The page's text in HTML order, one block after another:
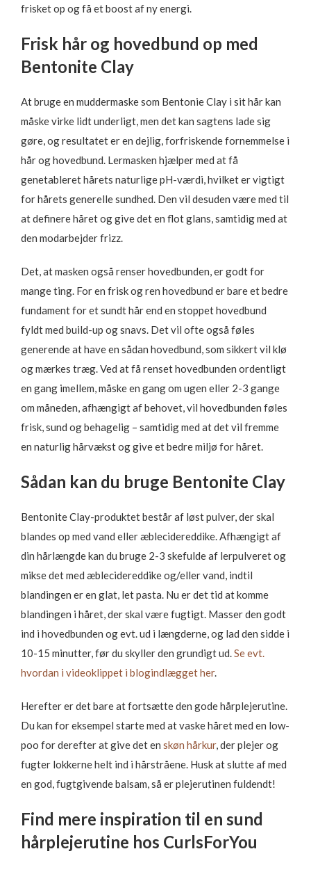
frisket op og få et boost af ny energi.
Frisk hår og hovedbund op med
Bentonite Clay
At bruge en muddermaske som Bentonie Clay i sit hår kan
måske virke lidt underligt, men det kan sagtens lade sig
gøre, og resultatet er en dejlig, forfriskende fornemmelse i
hår og hovedbund. Lermasken hjælper med at få
genetableret hårets naturlige pH-værdi, hvilket er vigtigt
for hårets generelle sundhed. Den vil desuden være med til
at definere håret og give det en flot glans, samtidig med at
den modarbejder frizz.
Det, at masken også renser hovedbunden, er godt for
mange ting. For en frisk og ren hovedbund er bare et bedre
fundament for et sundt hår end en stoppet hovedbund
fyldt med build-up og snavs. Det vil ofte også føles
generende at have en sådan hovedbund, som sikkert vil klø
og mærkes træg. Ved at få renset hovedbunden ordentligt
en gang imellem, måske en gang om ugen eller 2-3 gange
om måneden, afhængigt af behovet, vil hovedbunden føles
frisk, sund og behagelig – samtidig med at det vil fremme
en naturlig hårvækst og give et bedre miljø for håret.
Sådan kan du bruge Bentonite Clay
Bentonite Clay-produktet består af løst pulver, der skal
blandes op med vand eller æblecidereddike. Afhængigt af
din hårlængde kan du bruge 2-3 skefulde af lerpulveret og
mikse det med æblecidereddike og/eller vand, indtil
blandingen er en glat, let pasta. Nu er det tid at komme
blandingen i håret, der skal være fugtigt. Masser den godt
ind i hovedbunden og evt. ud i længderne, og lad den sidde i
10-15 minutter, før du skyller den grundigt ud.Se evt.
hvordan i videoklippet i blogindlægget her.
Herefter er det bare at fortsætte den gode hårplejerutine.
Du kan for eksempel starte med at vaske håret med en low-
poo for derefter at give det en skøn hårkur, der plejer og
fugter lokkerne helt ind i hårstråene. Husk at slutte af med
en god, fugtgivende balsam, så er plejerutinen fuldendt!
Find mere inspiration til en sund
hårplejerutine hos CurlsForYou